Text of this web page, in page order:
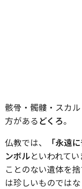
骸骨・髑髏・スカ
方がある どくろ。
仏教では、
「永遠
ンボルといわれて
ことのない遺体を
は珍しいものでは